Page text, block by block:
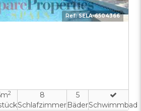
Ref:SELA-6504366
2
8
Schlafzimmer
5
BäderSchwimmbad